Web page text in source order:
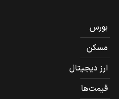
بورس
مسکن
ارز دیجیتال
قیمت‌ها